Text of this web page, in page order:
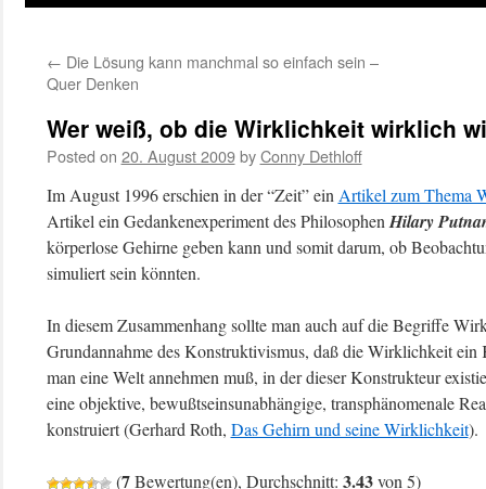
← Die Lösung kann manchmal so einfach sein –
Quer Denken
Wer weiß, ob die Wirklichkeit wirklich
Posted on 20. August 2009 by Conny Dethloff
Im August 1996 erschien in der “Zeit” ein Artikel zum Thema
Artikel ein Gedankenexperiment des Philosophen Hilary
körperlose Gehirne geben kann und somit darum, ob
simuliert sein könnten.
In diesem Zusammenhang sollte man auch auf die Begriffe
Grundannahme des Konstruktivismus, daß die Wirklichkeit ein
man eine Welt annehmen muß, in der dieser Konstrukteur
eine objektive, bewußtseinsunabhängige, transphänomenale
konstruiert (Gerhard Roth, Das Gehirn und seine Wirklichkeit).
(7Bewertung(en), Durchschnitt: 3.43von 5)